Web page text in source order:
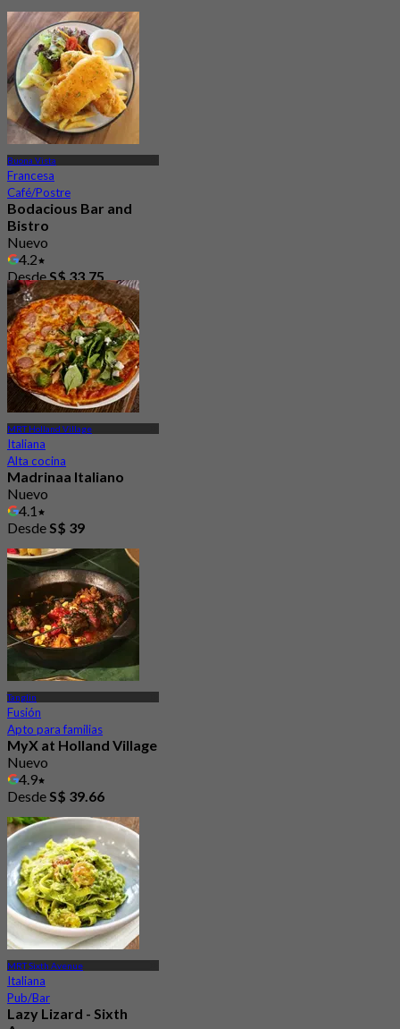
Buona Vista
Francesa
Café/Postre
Bodacious Bar and
Bistro
Nuevo
4.2
DesdeS$ 33.75
MRT Holland Village
Italiana
Alta cocina
Madrinaa Italiano
Nuevo
4.1
DesdeS$ 39
Tanglin
Fusión
Apto para familias
MyX at Holland Village
Nuevo
4.9
DesdeS$ 39.66
MRT Sixth Avenue
Italiana
Pub/Bar
Lazy Lizard - Sixth